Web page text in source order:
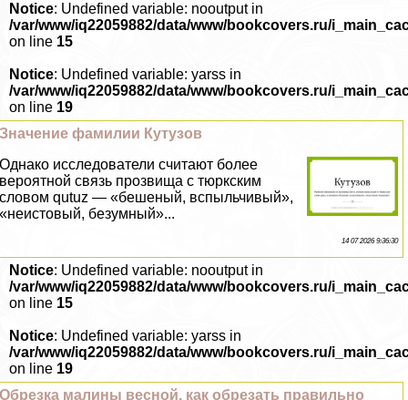
Notice: Undefined variable: nooutput in
/var/www/iq22059882/data/www/bookcovers.ru/
on line 15
Notice: Undefined variable: yarss in
/var/www/iq22059882/data/www/bookcovers.ru/
on line 19
Значение фамилии Кутузов
Однако исследователи считают более
вероятной связь прозвища с тюркским
словом qutuz — «бешеный, вспыльчивый»,
«неистовый, безумный»...
14 07 2026 9:36:30
Notice: Undefined variable: nooutput in
/var/www/iq22059882/data/www/bookcovers.ru/
on line 15
Notice: Undefined variable: yarss in
/var/www/iq22059882/data/www/bookcovers.ru/
on line 19
Обрезка малины весной, как обрезать правильно